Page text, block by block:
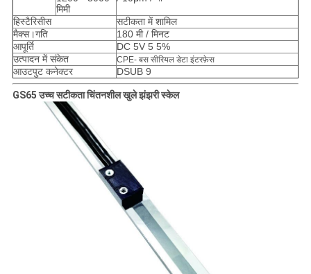
मिमी
हिस्टैरिसीस
सटीकता में शामिल
मैक्स।गति
180 मी / मिनट
आपूर्ति
DC 5V 5 5%
उत्पादन में संकेत
CPE- बस सीरियल डेटा इंटरफ़ेस
आउटपुट कनेक्टर DSUB 9
GS65 उच्च सटीकता चिंतनशील खुले झंझरी स्केल